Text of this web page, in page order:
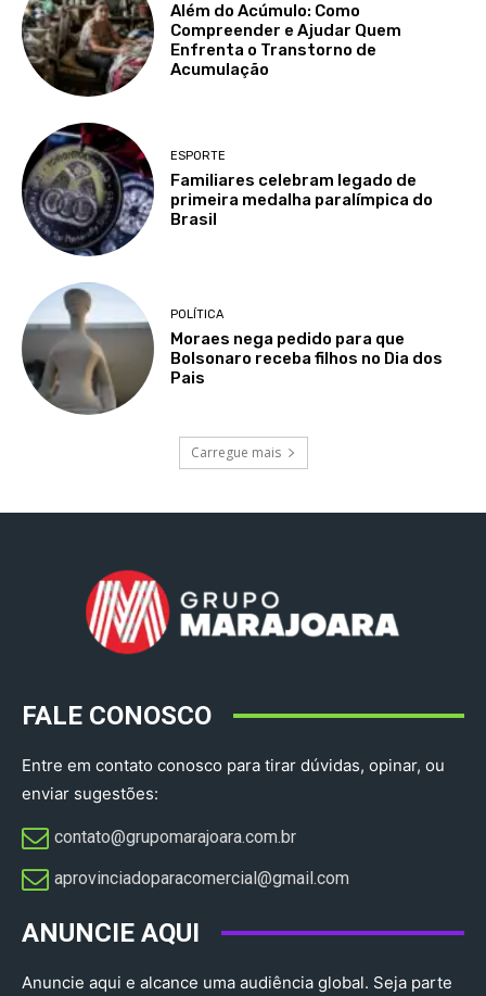
Além do Acúmulo: Como
Compreender e Ajudar Quem
Enfrenta o Transtorno de
Acumulação
ESPORTE
Familiares celebram legado de
primeira medalha paralímpica do
Brasil
POLÍTICA
Moraes nega pedido para que
Bolsonaro receba filhos no Dia dos
Pais
Carregue mais
FALE CONOSCO
Entre em contato conosco para tirar dúvidas, opinar, ou
enviar sugestões:
contato@grupomarajoara.com.br
aprovinciadoparacomercial@gmail.com​
ANUNCIE AQUI
Anuncie aqui e alcance uma audiência global. Seja parte